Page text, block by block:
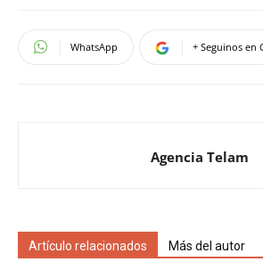
WhatsApp + Seguinos en
Agencia Telam
Artículo relacionados Más del autor